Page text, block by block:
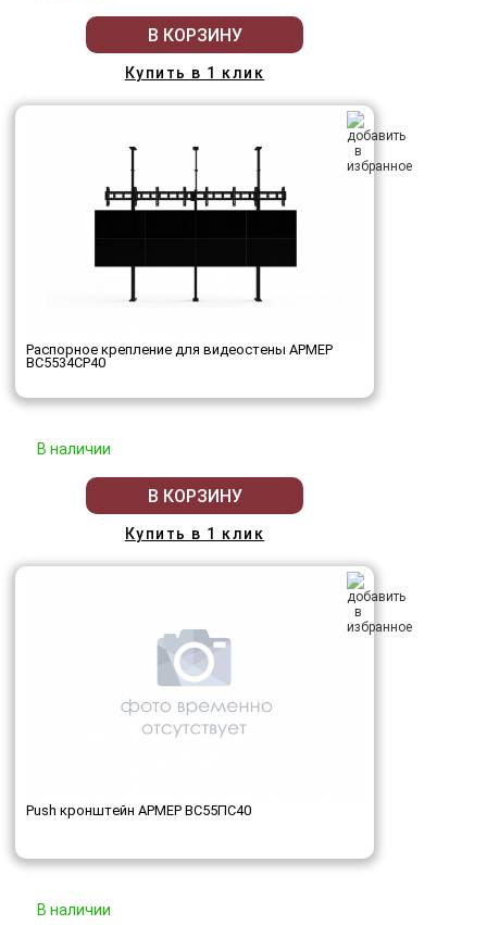
В КОРЗИНУ
Купить в 1 клик
Распорное крепление для видеостены АРМЕР
ВС5534СР40
В наличии
В КОРЗИНУ
Купить в 1 клик
Push кронштейн АРМЕР ВС55ПС40
В наличии